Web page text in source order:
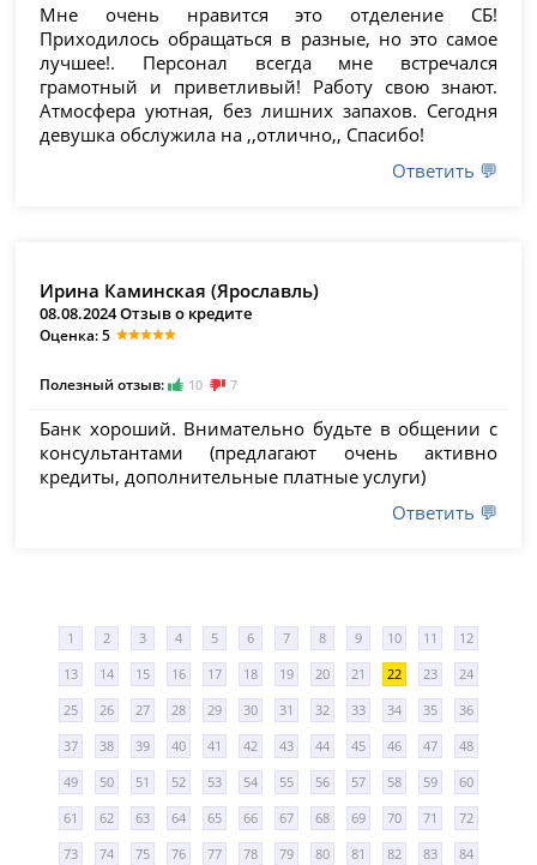
Мне очень нравится это отделение СБ!
Приходилось обращаться в разные, но это самое
лучшее!. Персонал всегда мне встречался
грамотный и приветливый! Работу свою знают.
Атмосфера уютная, без лишних запахов. Сегодня
девушка обслужила на ,,отлично,, Спасибо!
Ответить 💬
Ирина Каминская (Ярославль)
08.08.2024 Отзыв о кредите
Оценка: 5
Полезный отзыв: 10 7
Банк хороший. Внимательно будьте в общении с
консультантами (предлагают очень активно
кредиты, дополнительные платные услуги)
Ответить 💬
1 2 3 4 5 6 7 8 9 10 11 12
13 14 15 16 17 18 19 20 21 22 23 24
25 26 27 28 29 30 31 32 33 34 35 36
37 38 39 40 41 42 43 44 45 46 47 48
49 50 51 52 53 54 55 56 57 58 59 60
61 62 63 64 65 66 67 68 69 70 71 72
73 74 75 76 77 78 79 80 81 82 83 84